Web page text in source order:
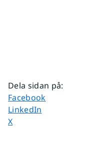
Dela sidan på:
Dela sidan på
Facebook
Dela sidan på
LinkedIn
Dela sidan på
X